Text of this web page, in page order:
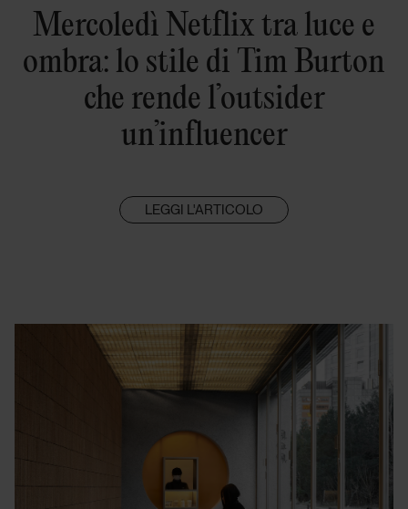
Mercoledì Netflix tra luce e
ombra: lo stile di Tim Burton
che rende l’outsider
un’influencer
LEGGI L'ARTICOLO